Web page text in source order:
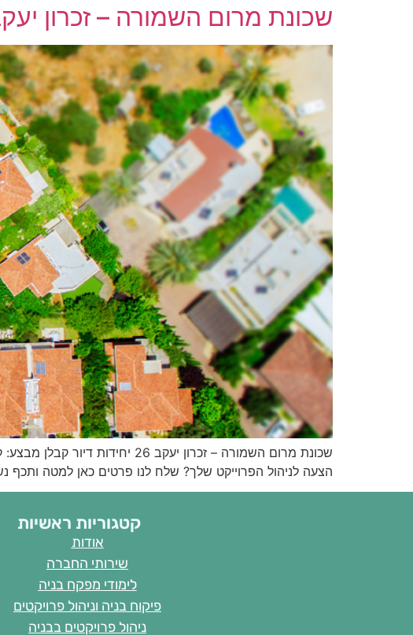
שכונת מרום השמורה – זכרון
שכונת מרום השמורה – זכרון
הצעה לניהול הפרוייקט שלך? שלח לנו פרטים כאן למטה ותכף
קטגוריות ראשיות
אודות
שירותי החברה
לימודי מפקח בניה
פיקוח בניה וניהול פרויקטים
ניהול פרויקטים בבניה